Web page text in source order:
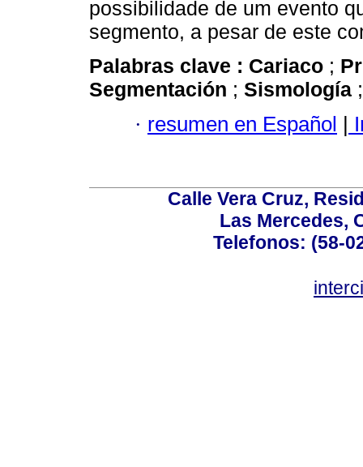
possibilidade de um evento
segmento, a pesar de este
Palabras clave : Cariaco ;
Segmentación ; Sismología
· resumen en Español |
Calle Vera Cruz,
Las Mercedes,
Telefonos: (58-